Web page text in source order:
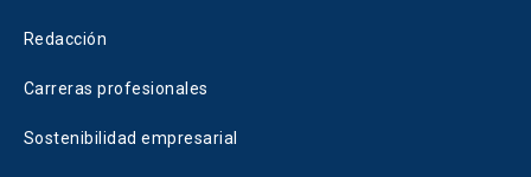
Redacción
Carreras profesionales
Sostenibilidad empresarial